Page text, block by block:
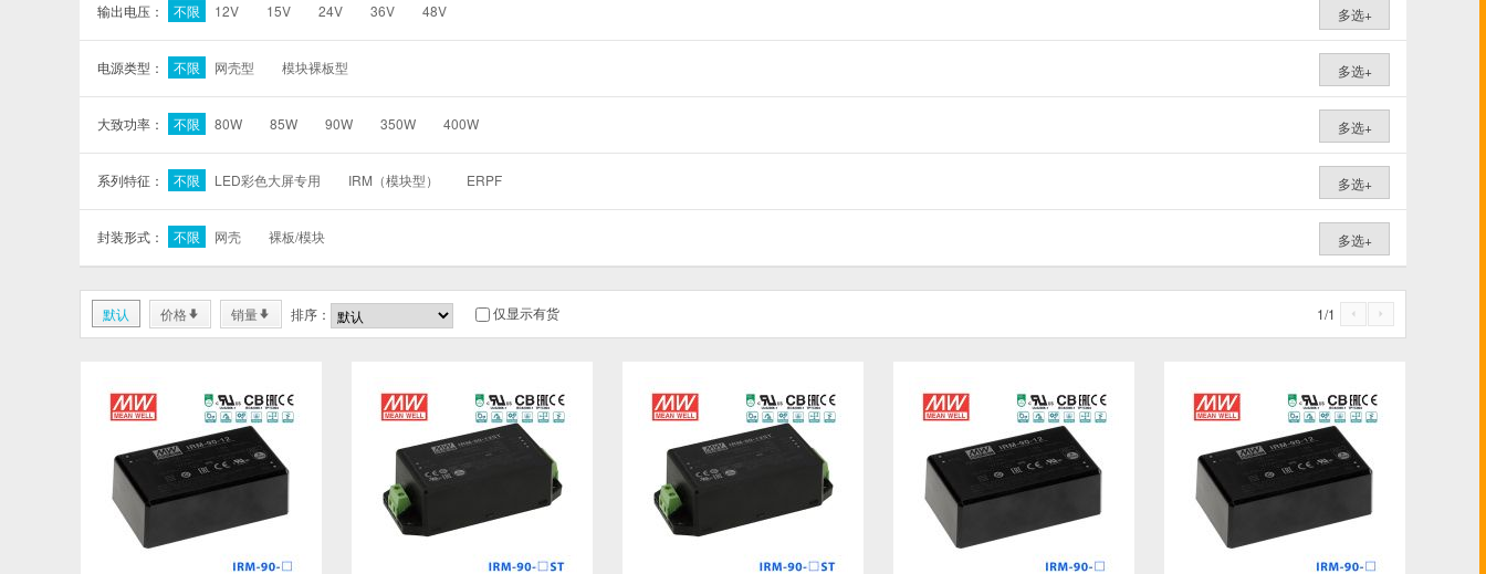
输出电压： 多选+
不限 12V 15V 24V 36V 48V
电源类型： 多选+
不限 网壳型 模块裸板型
大致功率： 多选+
不限 80W 85W 90W 350W 400W
系列特征： 多选+
不限 LED彩色大屏专用 IRM（模块型） ERPF
封装形式： 多选+
不限 网壳 裸板/模块
默认 价格* 销量* 排序： 仅显示有货 1/1 4 5